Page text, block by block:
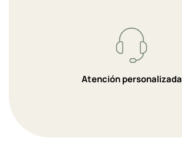
Atención personalizada